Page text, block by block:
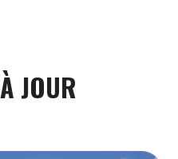
À JOUR